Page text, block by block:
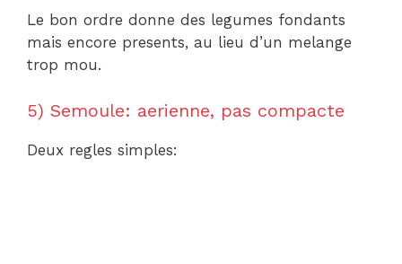
Le bon ordre donne des legumes fondants
mais encore presents, au lieu d’un melange
trop mou.
5) Semoule: aerienne, pas compacte
Deux regles simples: